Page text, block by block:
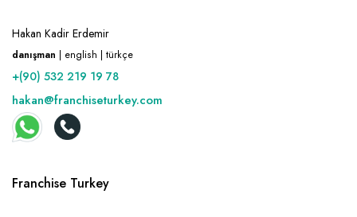
Hakan Kadir Erdemir
danışman | english | türkçe
+(90) 532 219 19 78
hakan@franchiseturkey.com
Franchise Turkey